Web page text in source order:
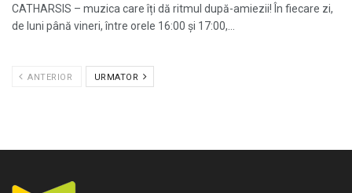
CATHARSIS – muzica care îți dă ritmul după-amiezii! În fiecare zi,
de luni până vineri, între orele 16:00 și 17:00,...
ANTERIOR URMATOR